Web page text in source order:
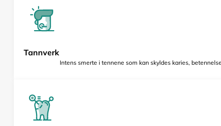
Tannverk
Intens smerte i tennene som kan skyldes karies,